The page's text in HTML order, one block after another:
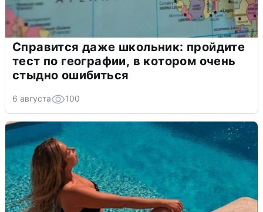
Справится даже школьник: пройдите
тест по географии, в котором очень
стыдно ошибиться
6 августа 100